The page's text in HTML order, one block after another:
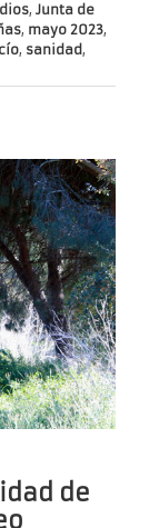
, Junta de
, mayo 2023,
, sanidad,
de